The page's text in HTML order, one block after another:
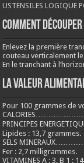
USTENSILES LOGIQUE
COMMENT
Enlevez la première
couteau verticalement le
En le tranchant à
LA VALEUR
Pour 100 grammes de
PRINCIPES
Lipides : 13,7 grammes.
SELS
Fer : 2,7 milligrammes.
VITAMINES A : 3. B 1 :